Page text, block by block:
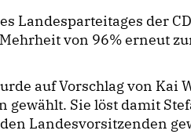
Landesparteitages der
von 96% erneut
auf Vorschlag von Kai
gewählt. Sie löst damit
Landesvorsitzenden